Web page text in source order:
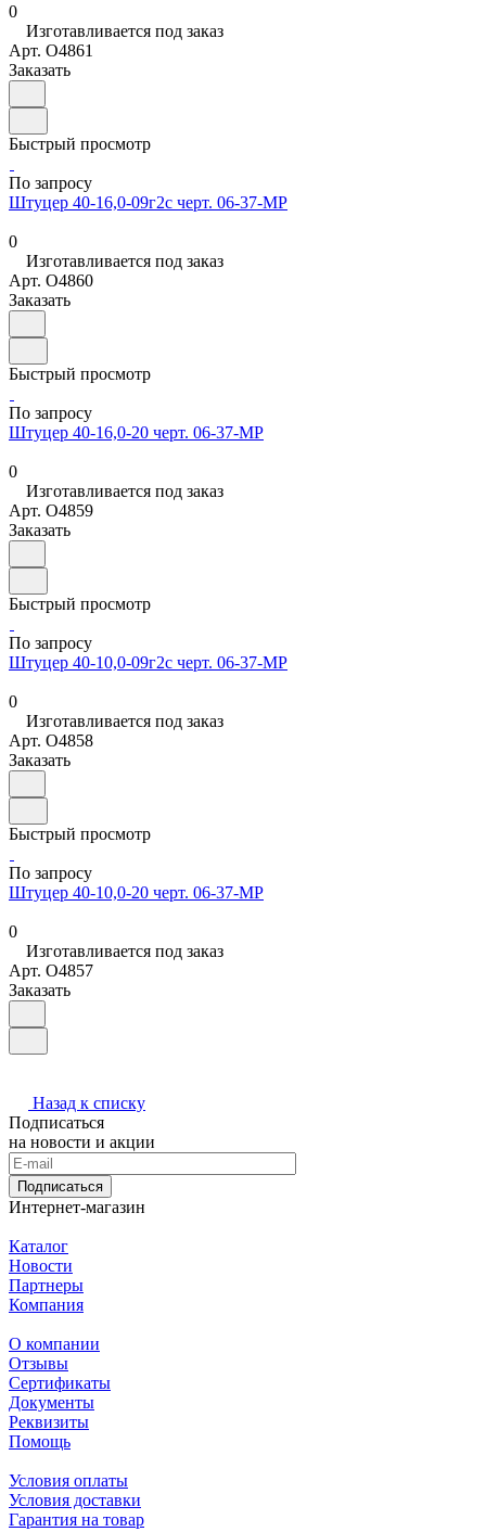
0
Изготавливается под заказ
Арт. O4861
Заказать
Быстрый просмотр
По запросу
Штуцер 40-16,0-09г2с черт. 06-37-МР
0
Изготавливается под заказ
Арт. O4860
Заказать
Быстрый просмотр
По запросу
Штуцер 40-16,0-20 черт. 06-37-МР
0
Изготавливается под заказ
Арт. O4859
Заказать
Быстрый просмотр
По запросу
Штуцер 40-10,0-09г2с черт. 06-37-МР
0
Изготавливается под заказ
Арт. O4858
Заказать
Быстрый просмотр
По запросу
Штуцер 40-10,0-20 черт. 06-37-МР
0
Изготавливается под заказ
Арт. O4857
Заказать
Назад к списку
Подписаться
на новости и акции
Подписаться
Интернет-магазин
Каталог
Новости
Партнеры
Компания
О компании
Отзывы
Сертификаты
Документы
Реквизиты
Помощь
Условия оплаты
Условия доставки
Гарантия на товар